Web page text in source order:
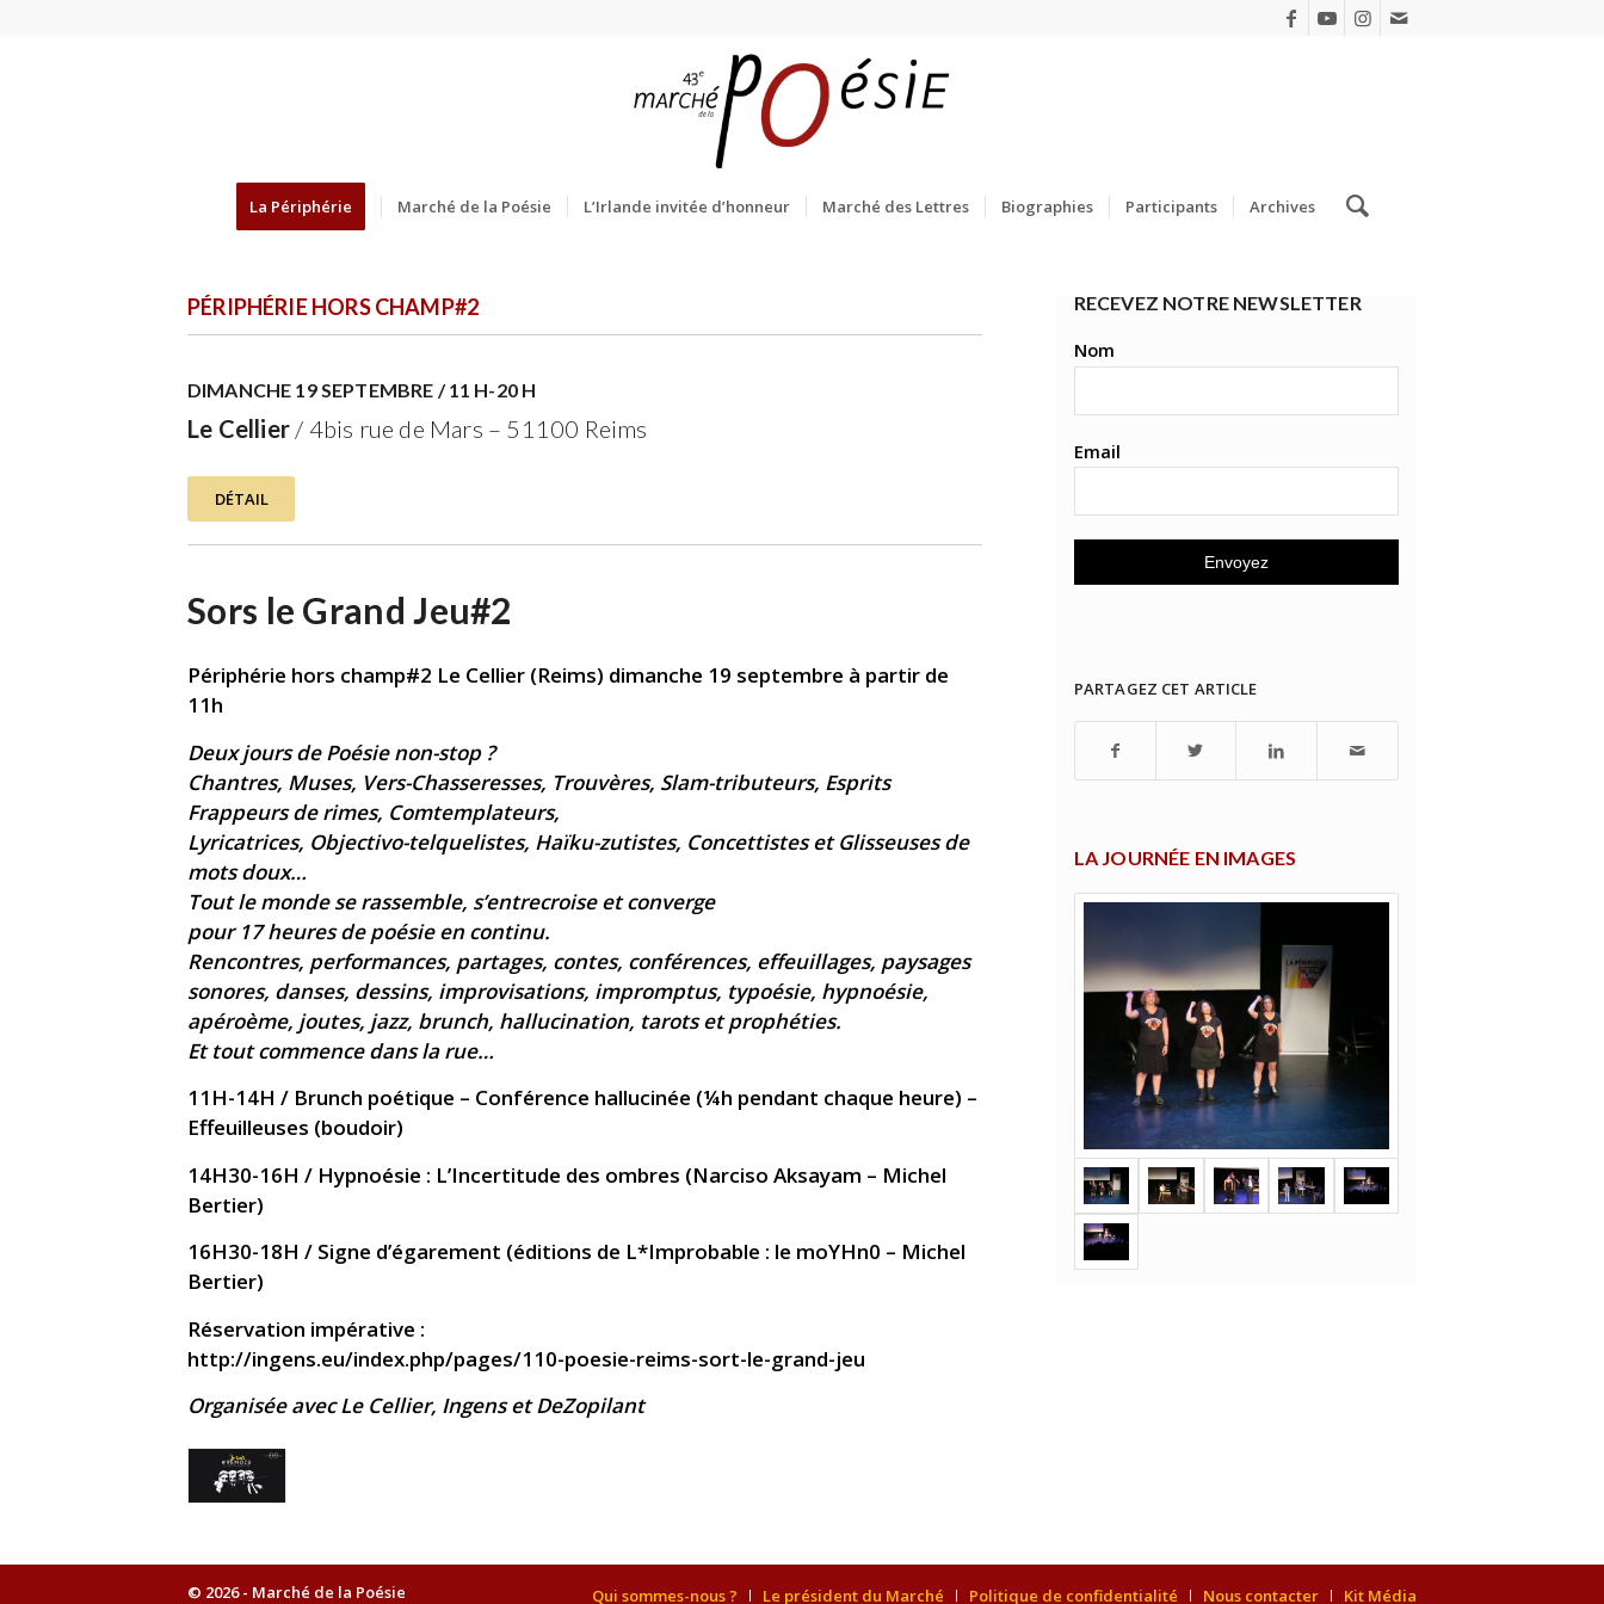
La Périphérie Marché de la Poésie L’Irlande invitée d’honneur Marché des Lettres Biographies Participants Archives
PÉRIPHÉRIE HORS CHAMP#2
DIMANCHE 19 SEPTEMBRE / 11 H-20 H
Le Cellier / 4bis rue de Mars – 51100 Reims
DÉTAIL
Sors le Grand Jeu#2
Périphérie hors champ#2 Le Cellier (Reims) dimanche 19 septembre à partir de
11h
Deux jours de Poésie non-stop ?
Chantres, Muses, Vers-Chasseresses, Trouvères, Slam-tributeurs, Esprits
Frappeurs de rimes, Comtemplateurs,
Lyricatrices, Objectivo-telquelistes, Haïku-zutistes, Concettistes et Glisseuses de
mots doux…
Tout le monde se rassemble, s’entrecroise et converge
pour 17 heures de poésie en continu.
Rencontres, performances, partages, contes, conférences, effeuillages, paysages
sonores, danses, dessins, improvisations, impromptus, typoésie, hypnoésie,
apéroème, joutes, jazz, brunch, hallucination, tarots et prophéties.
Et tout commence dans la rue…
11H-14H / Brunch poétique – Conférence hallucinée (¼h pendant chaque heure) –
Effeuilleuses (boudoir)
14H30-16H / Hypnoésie : L’Incertitude des ombres (Narciso Aksayam – Michel
Bertier)
16H30-18H / Signe d’égarement (éditions de L*Improbable : le moYHn0 – Michel
Bertier)
Réservation impérative :
http://ingens.eu/index.php/pages/110-poesie-reims-sort-le-grand-jeu
Organisée avec Le Cellier, Ingens et DeZopilant
RECEVEZ NOTRE NEWSLETTER
Nom
Email
PARTAGEZ CET ARTICLE
LA JOURNÉE EN IMAGES
© 2026 - Marché de la Poésie Qui sommes-nous ? Le président du Marché Politique de confidentialité Nous contacter Kit Média